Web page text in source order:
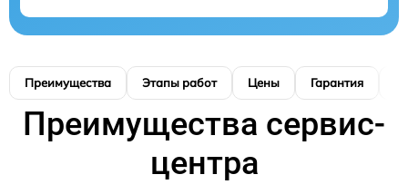
Преимущества Этапы работ Цены Гарантия
Преимущества сервис-
центра